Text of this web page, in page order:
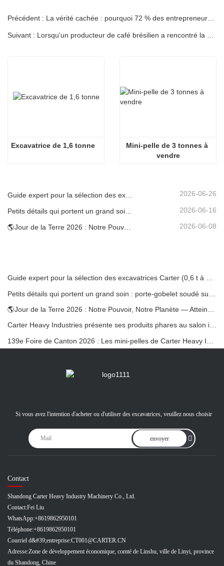
Précédent : La vérité cachée : pourquoi 72 % des entrepreneurs américains achètent désormais des mini-pelles chinoises
Suivant : Lorsqu'un producteur de café brésilien a rencontré la mini-pelle diesel intelligente : une révolution agricole continentale
Excavatrice de 1,6 tonne
Mini-pelle de 3 tonnes à
vendre
2026-06-26
2026-06-16
2026-06-08
Guide expert pour la sélection des excavatrices Carter (0,6 t à 60 t) pour une efficacité optimale sur le chantier
Carter Heavy Industries présente ses produits phares au salon international KOMATEK 2026 en Turquie.
Si vous avez l'intention d'acheter ou d'utiliser des excavatrices, veuillez nous choisir
envoyer
Contact
Shandong Carter Heavy Industry Machinery Co., Ltd.
Contact:Fei Liu
WhatsApp:+8619862950101
Téléphone:+8619862950101
Courriel d&#39;entreprise:CT001@CARTER.CN
Adresse:Zone de développement économique, comté de Linshu, ville de Linyi, province
du Shandong, Chine